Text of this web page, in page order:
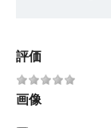
評価
画像